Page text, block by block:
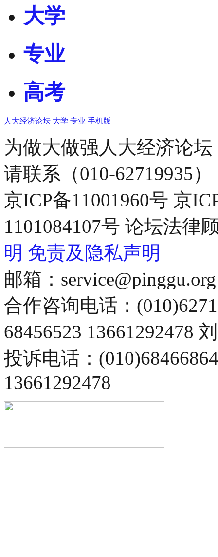
大学
专业
高考
人大经济论坛 大学 专业 手机版
为做大做强人大经济论
请联系（010-62719935）
京ICP备11001960号 京
1101084107号 论坛法律
明 免责及隐私声明
邮箱：service@pinggu.org
合作咨询电话：
68456523 13661292478
投诉电话：
13661292478